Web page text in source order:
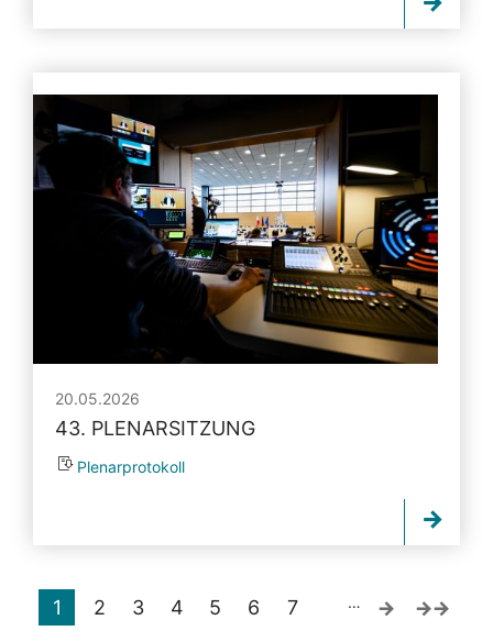
20.05.2026
43. PLENARSITZUNG
Plenarprotokoll
1 2 3 4 5 6 7 …